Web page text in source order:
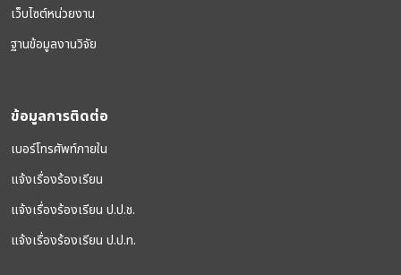
เว็บไซต์หน่วยงาน
ฐานข้อมูลงานวิจัย
ข้อมูลการติดต่อ
เบอร์โทรศัพท์ภายใน
แจ้งเรื่องร้องเรียน
แจ้งเรื่องร้องเรียน ป.ป.ช.
แจ้งเรื่องร้องเรียน ป.ป.ท.